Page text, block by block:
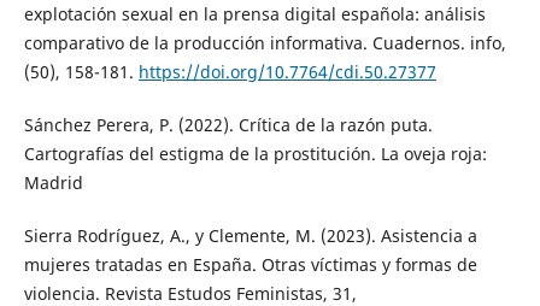
explotación sexual en la prensa digital española: análisis
comparativo de la producción informativa. Cuadernos. info,
(50), 158-181. https://doi.org/10.7764/cdi.50.27377
Sánchez Perera, P. (2022). Crítica de la razón puta.
Cartografías del estigma de la prostitución. La oveja roja:
Madrid
Sierra Rodríguez, A., y Clemente, M. (2023). Asistencia a
mujeres tratadas en España. Otras víctimas y formas de
violencia. Revista Estudos Feministas, 31,